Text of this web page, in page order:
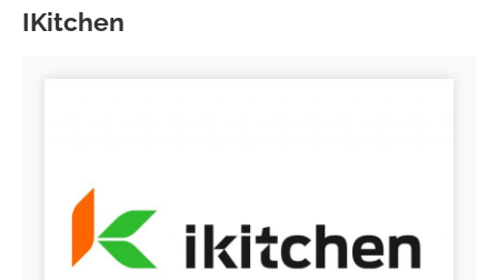
IKitchen